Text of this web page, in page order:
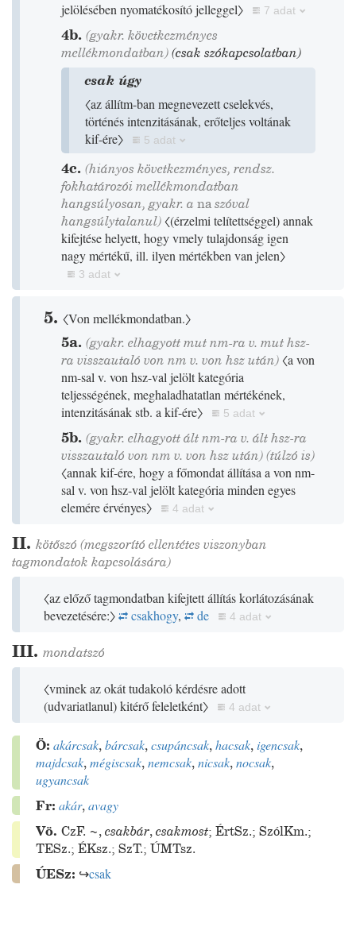
jelölésében nyomatékosító jelleggel〉
7 adat
4b. (gyakr. következményes
mellékmondatban)(csak szókapcsolatban)
csak úgy
〈az állítm-ban megnevezett cselekvés,
történés intenzitásának, erőteljes voltának
kif-ére〉
5 adat
4c. (hiányos következményes, rendsz.
fokhatározói mellékmondatban
hangsúlyosan, gyakr. a naszóval
hangsúlytalanul)〈(érzelmi telítettséggel)annak
kifejtése helyett, hogy vmely tulajdonság igen
nagy mértékű, ill. ilyen mértékben van jelen〉
3 adat
5. 〈Von mellékmondatban.〉
5a. (gyakr. elhagyott mut nm-ra v. mut hsz-
ra visszautaló von nm v. von hsz után)〈a von
nm-sal v. von hsz-val jelölt kategória
teljességének, meghaladhatatlan mértékének,
intenzitásának stb. a kif-ére〉
5 adat
5b. (gyakr. elhagyott ált nm-ra v. ált hsz-ra
visszautaló von nm v. von hsz után)(túlzó is)
〈annak kif-ére, hogy a főmondat állítása a von nm-
sal v. von hsz-val jelölt kategória minden egyes
elemére érvényes〉
4 adat
II. kötőszó (megszorító ellentétes viszonyban
tagmondatok kapcsolására)
〈az előző tagmondatban kifejtett állítás korlátozásának
bevezetésére:〉
csakhogy, de 4 adat
III. mondatszó
〈vminek az okát tudakoló kérdésre adott
(udvariatlanul)kitérő feleletként〉 4 adat
Ö: akárcsak,bárcsak,csupáncsak,hacsak,igencsak,
majdcsak,mégiscsak,nemcsak,nicsak,nocsak,
ugyancsak
Fr: akár,avagy
Vö. CzF. ~,csakbár,csakmost; ÉrtSz.; SzólKm.;
TESz.; ÉKsz.; SzT.; ÚMTsz.
ÚESz: ↪csak